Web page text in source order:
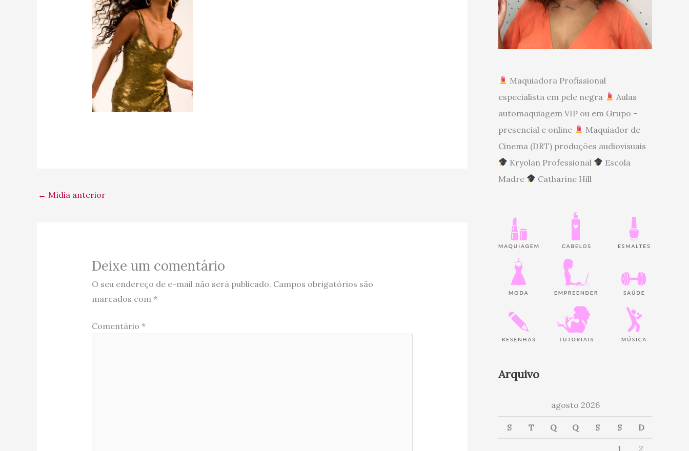
← Mídia anterior
Deixe um comentário
O seu endereço de e-mail não será publicado. Campos obrigatórios são
marcados com *
Comentário *
Maquiadora Profissional
especialista em pele negra
Aulas
automaquiagem VIP ou em Grupo -
presencial e online
Maquiador de
Cinema (DRT) produções audiovisuais
Kryolan Professional
Escola
Madre
Catharine Hill
Arquivo
agosto 2026
S T Q Q S S D
1
2